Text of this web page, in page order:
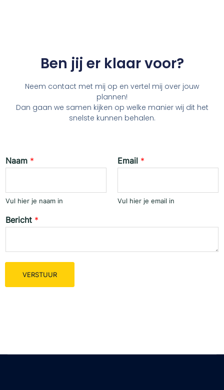
Ben jij er klaar voor?
Neem contact met mij op en vertel mij over jouw
plannen!
Dan gaan we samen kijken op welke manier wij dit het
snelste kunnen behalen.
Naam *
Vul hier je naam in
Email *
Vul hier je email in
Bericht *
VERSTUUR